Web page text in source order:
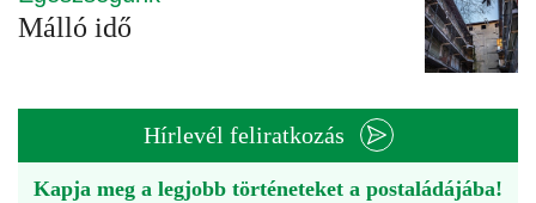
Málló idő
Hírlevél feliratkozás
Kapja meg a legjobb történeteket a postaládájába!